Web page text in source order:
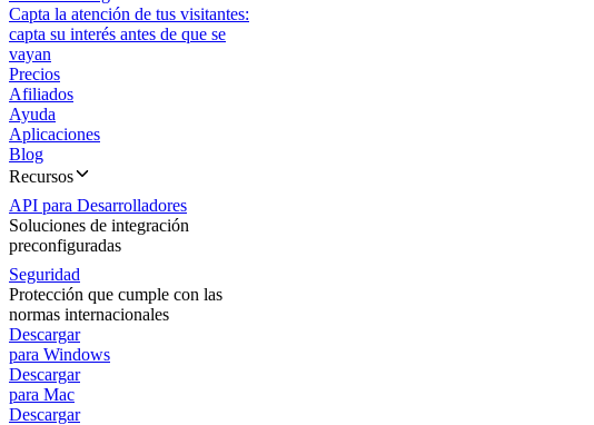
Capta la atención de tus visitantes:
capta su interés antes de que se
vayan
Precios
Afiliados
Ayuda
Aplicaciones
Blog
Recursos
API para Desarrolladores
Soluciones de integración
preconfiguradas
Seguridad
Protección que cumple con las
normas internacionales
Descargar
para Windows
Descargar
para Mac
Descargar